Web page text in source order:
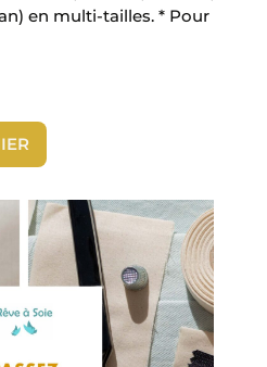
en multi-tailles. * Pour